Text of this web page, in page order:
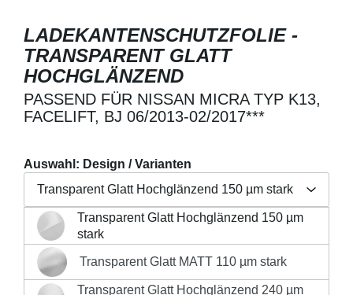
LADEKANTENSCHUTZFOLIE -
TRANSPARENT GLATT
HOCHGLÄNZEND
PASSEND FÜR NISSAN MICRA TYP K13,
FACELIFT, BJ 06/2013-02/2017***
Auswahl: Design / Varianten
Transparent Glatt Hochglänzend 150 µm stark
Transparent Glatt Hochglänzend 150 µm
stark
Transparent Glatt Hochglänzend 150 µm stark
Transparent Glatt MATT 110 µm stark
Transparent Glatt MATT 110 µm stark
Transparent Glatt Hochglänzend 240 µm
Regulärer Preis:
19,90 €
Preise inkl. MwSt. zzgl. Versandkosten
Produkt Anzahl: Gib den gewünschten